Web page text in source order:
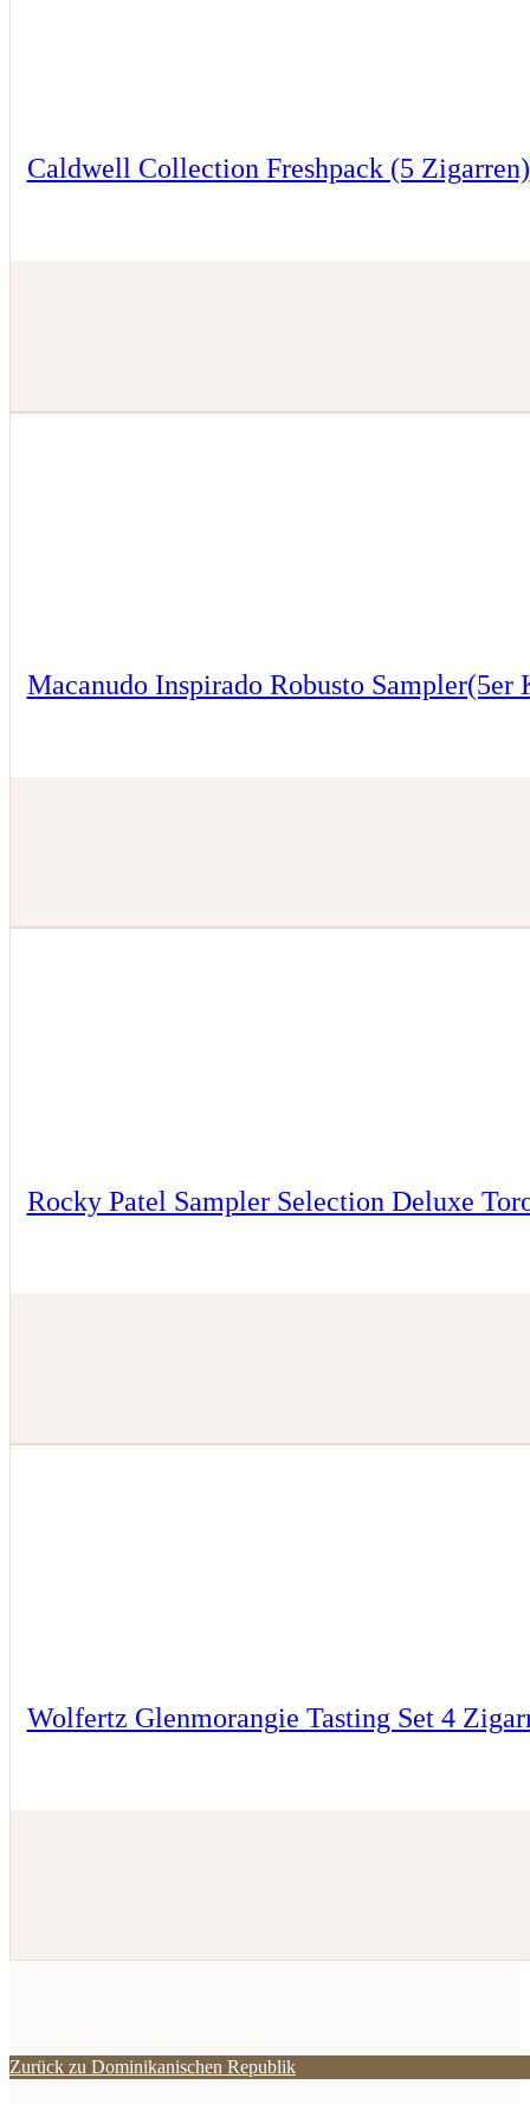
Caldwell Collection Freshpack (5 Zigarren)
Macanudo Inspirado Robusto Sampler(5er
Rocky Patel Sampler Selection Deluxe
Wolfertz Glenmorangie Tasting Set 4
Zurück zu Dominikanischen Republik